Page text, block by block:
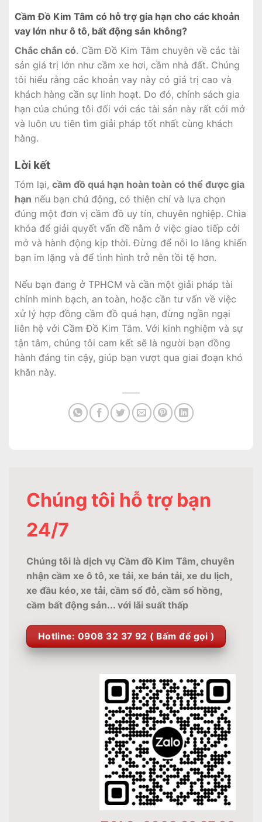
Cầm Đồ Kim Tâm có hỗ trợ gia hạn cho các khoản
vay lớn như ô tô, bất động sản không?
Chắc chắn có. Cầm Đồ Kim Tâm chuyên về các tài
sản giá trị lớn như cầm xe hơi, cầm nhà đất. Chúng
tôi hiểu rằng các khoản vay này có giá trị cao và
khách hàng cần sự linh hoạt. Do đó, chính sách gia
hạn của chúng tôi đối với các tài sản này rất cởi mở
và luôn ưu tiên tìm giải pháp tốt nhất cùng khách
hàng.
Lời kết
Tóm lại, cầm đồ quá hạn hoàn toàn có thể được gia
hạn nếu bạn chủ động, có thiện chí và lựa chọn
đúng một đơn vị cầm đồ uy tín, chuyên nghiệp. Chìa
khóa để giải quyết vấn đề nằm ở việc giao tiếp cởi
mở và hành động kịp thời. Đừng để nỗi lo lắng khiến
bạn im lặng và để tình hình trở nên tồi tệ hơn.
Nếu bạn đang ở TPHCM và cần một giải pháp tài
chính minh bạch, an toàn, hoặc cần tư vấn về việc
xử lý hợp đồng cầm đồ quá hạn, đừng ngần ngại
liên hệ với Cầm Đồ Kim Tâm. Với kinh nghiệm và sự
tận tâm, chúng tôi cam kết sẽ là người bạn đồng
hành đáng tin cậy, giúp bạn vượt qua giai đoạn khó
khăn này.
Chúng tôi hỗ trợ bạn
24/7
Chúng tôi là dịch vụ Cầm đồ Kim Tâm, chuyên
nhận cầm xe ô tô, xe tải, xe bán tải, xe du lịch,
xe đầu kéo, xe tải, cầm sổ đỏ, cầm sổ hồng,
cầm bất động sản... với lãi suất thấp
Hotline: 0908 32 37 92 ( Bấm để gọi )